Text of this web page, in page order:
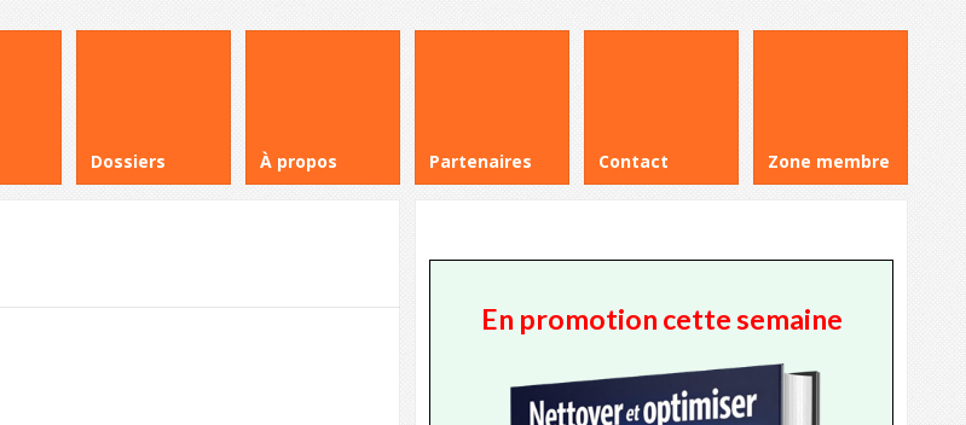
Dossiers À propos Partenaires Contact Zone membre
En promotion cette semaine